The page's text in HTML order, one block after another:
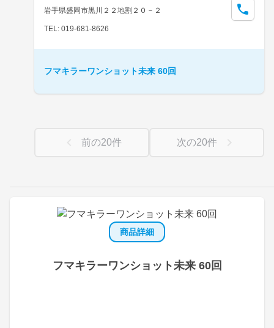
商品詳細
フマキラーワンショット未来 60回
岩手県盛岡市黒川２２地割２０－２
TEL: 019-681-8626
フマキラーワンショット未来 60回
前の20件 次の20件